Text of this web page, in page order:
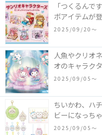
「つくるんで
ボアイテムが
ん」などミニ
のメリーゴー
付きのウッド
2025/09/20〜
人魚やクリオ
オのキャラク
2025～マーメ
ズメント施設
ン」で開催！
2025/09/05〜
ちいかわ、ハ
ビーになっち
ビー)』の催事
2025/09/05〜